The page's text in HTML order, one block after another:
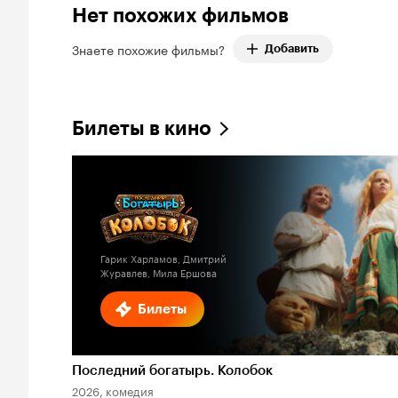
Нет похожих фильмов
Знаете похожие фильмы? Добавить
Билеты в кино
Билеты
Гарик Харламов, Дмитрий
Журавлев, Мила Ершова
Последний богатырь. Колобок
2026, комедия